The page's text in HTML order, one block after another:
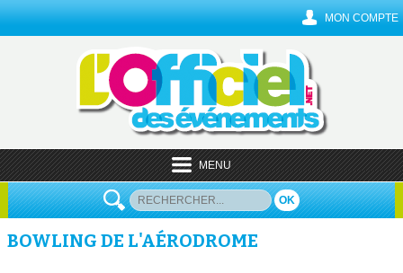
MON COMPTE
MENU
OK
BOWLING DE L'AÉRODROME